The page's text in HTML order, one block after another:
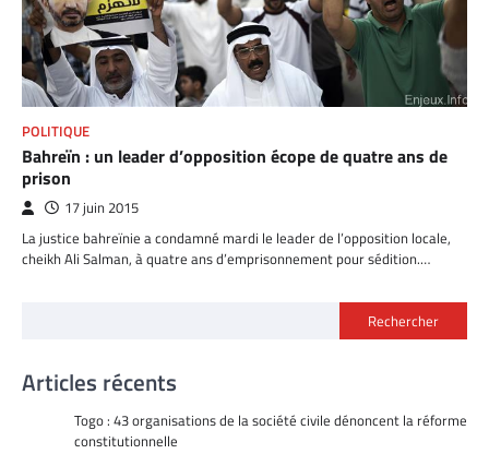
POLITIQUE
Bahreïn : un leader d’opposition écope de quatre ans de
prison
17 juin 2015
La justice bahreïnie a condamné mardi le leader de l’opposition locale,
cheikh Ali Salman, à quatre ans d’emprisonnement pour sédition.…
Rechercher
Articles récents
Togo : 43 organisations de la société civile dénoncent la réforme
constitutionnelle